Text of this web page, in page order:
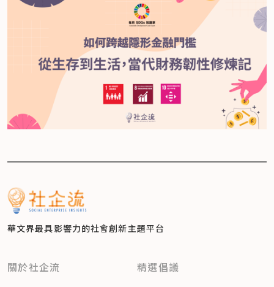
華文界最具影響力的社會創新主題平台
關於社企流 精選倡議